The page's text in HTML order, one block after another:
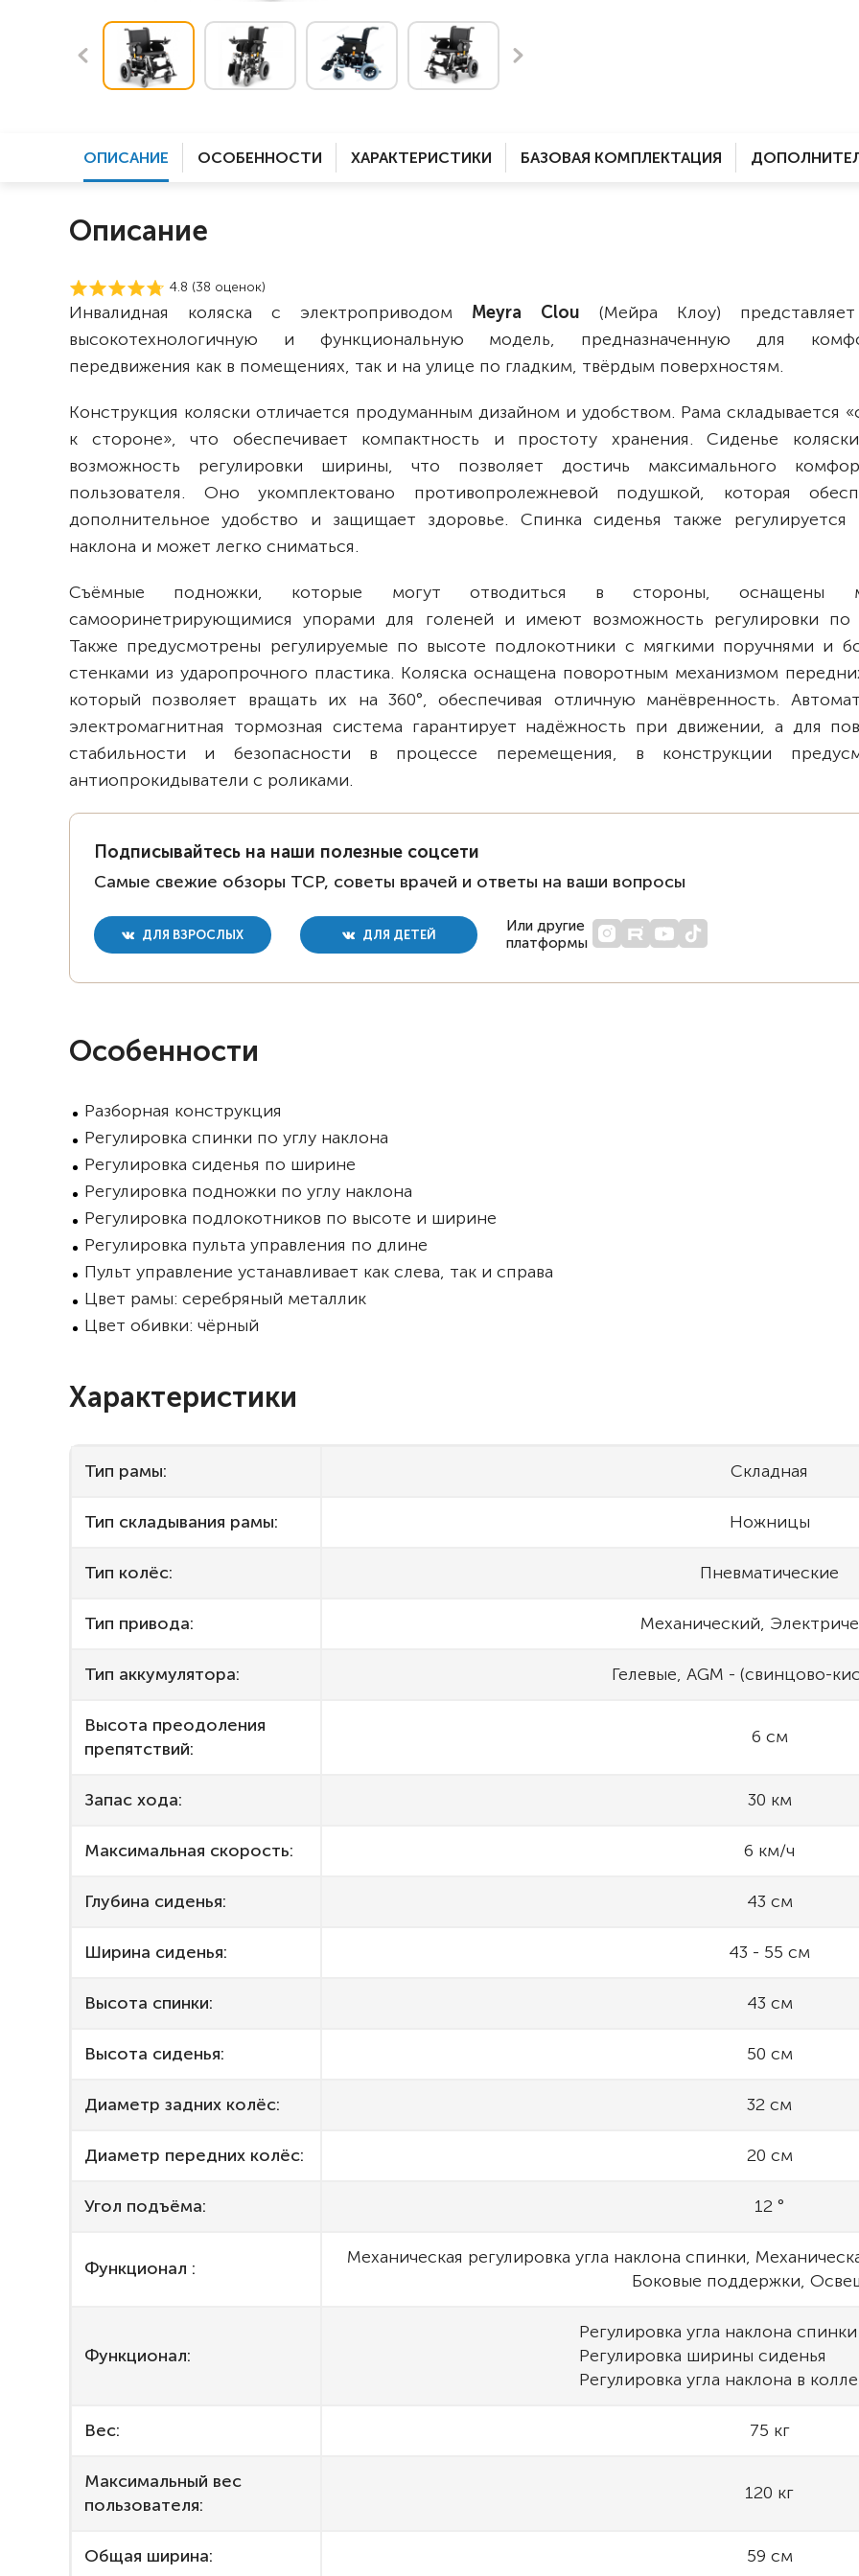
электроприводом
Скутеры
Оборудование с туалетом
колясок
Вертикализаторы
Кровати для дома
Кислородное оборудование
Для бассейна
Для ванны
Для дома
ОПИСАНИЕ ОСОБЕННОСТИ ХАРАКТЕРИСТИКИ БАЗОВАЯ КОМПЛЕКТАЦИЯ
Описание
4.8 (38 оценок)
Инвалидная коляска с электроприводом Meyra Clou (Мейра Клоу)
высокотехнологичную и функциональную модель, предназначенную для
передвижения как в помещениях, так и на улице по гладким, твёрдым поверхностям.
Конструкция коляски отличается продуманным дизайном и удобством. Рама складывается
к стороне», что обеспечивает компактность и простоту хранения. Сиденье
возможность регулировки ширины, что позволяет достичь максимального
пользователя. Оно укомплектовано противопролежневой подушкой, которая
дополнительное удобство и защищает здоровье. Спинка сиденья также регулируется
наклона и может легко сниматься.
Съёмные подножки, которые могут отводиться в стороны, оснащены
самооринетрирующимися упорами для голеней и имеют возможность регулировки по
Также предусмотрены регулируемые по высоте подлокотники с мягкими поручнями и
стенками из ударопрочного пластика. Коляска оснащена поворотным механизмом
который позволяет вращать их на 360°, обеспечивая отличную манёвренность.
электромагнитная тормозная система гарантирует надёжность при движении, а для
стабильности и безопасности в процессе перемещения, в конструкции
антиопрокидыватели с роликами.
Подписывайтесь на наши полезные соцсети
Самые свежие обзоры ТСР, советы врачей и ответы на ваши вопросы
ДЛЯ ВЗРОСЛЫХ ДЛЯ ДЕТЕЙ
Или другие
платформы
Особенности
Разборная конструкция
Регулировка спинки по углу наклона
Регулировка сиденья по ширине
Регулировка подножки по углу наклона
Регулировка подлокотников по высоте и ширине
Регулировка пульта управления по длине
Пульт управление устанавливает как слева, так и справа
Цвет рамы: серебряный металлик
Цвет обивки: чёрный
Характеристики
Тип рамы: Складная
Тип складывания рамы: Ножницы
Тип колёс: Пневматические
Тип привода: Механический,
Тип аккумулятора: Гелевые, AGM - (свинцово-
Высота преодоления
препятствий:
6 см
Запас хода: 30 км
Максимальная скорость: 6 км/ч
Глубина сиденья: 43 см
Ширина сиденья: 43 - 55 см
Высота спинки: 43 см
Высота сиденья: 50 см
Диаметр задних колёс: 32 см
Диаметр передних колёс: 20 см
Угол подъёма: 12 °
Функционал :
Механическая регулировка угла наклона спинки,
Боковые поддержки,
Функционал:
Регулировка угла наклона спинки
Регулировка ширины сиденья
Регулировка угла наклона в
Вес: 75 кг
Максимальный вес
пользователя:
120 кг
Общая ширина: 59 см